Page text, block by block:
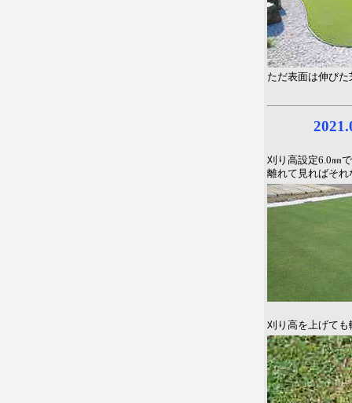
ただ表面は伸び
刈り高設定6.0㎜
離れて見ればそ
刈り高を上げて